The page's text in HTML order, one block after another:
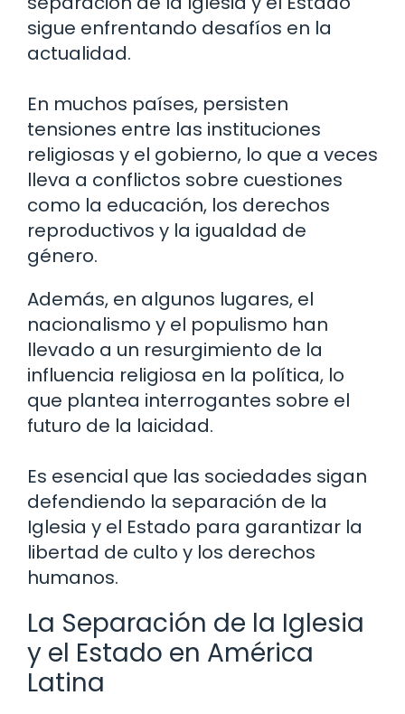
sigue enfrentando desafíos en la
actualidad.
En muchos países, persisten
tensiones entre las instituciones
religiosas y el gobierno, lo que a veces
lleva a conflictos sobre cuestiones
como la educación, los derechos
reproductivos y la igualdad de
género.
Además, en algunos lugares, el
nacionalismo y el populismo han
llevado a un resurgimiento de la
influencia religiosa en la política, lo
que plantea interrogantes sobre el
futuro de la laicidad.
Es esencial que las sociedades sigan
defendiendo la separación de la
Iglesia y el Estado para garantizar la
libertad de culto y los derechos
humanos.
La Separación de la Iglesia
y el Estado en América
Latina